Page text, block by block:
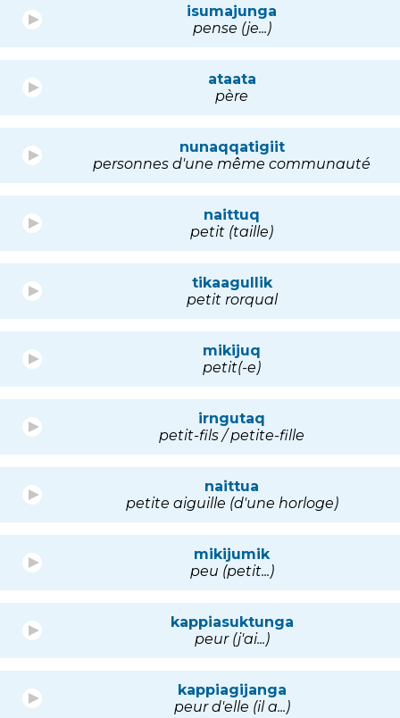
isumajunga
pense (je...)
ataata
père
nunaqqatigiit
personnes d'une même communauté
naittuq
petit (taille)
tikaagullik
petit rorqual
mikijuq
petit(-e)
irngutaq
petit-fils / petite-fille
naittua
petite aiguille (d'une horloge)
mikijumik
peu (petit...)
kappiasuktunga
peur (j'ai...)
kappiagijanga
peur d'elle (il a...)